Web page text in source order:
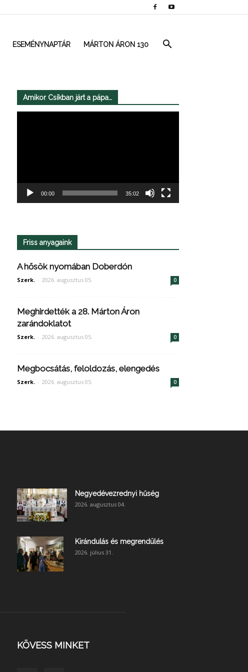
ESEMÉNYNAPTÁR MÁRTON ÁRON 130
Amikor Csíkban járt a pápa…
00:00 35:02
Friss anyagaink
A hősök nyomában Doberdón
Szerk. - 2026. augusztus 05. 0
Meghirdették a 28. Márton Áron
zarándoklatot
Szerk. - 2026. augusztus 05. 0
Megbocsátás, feloldozás, elengedés
Szerk. - 2026. augusztus 05. 0
Negyedévezrednyi hűség
2026. augusztus 04.
Kirándulás és megrendülés
2026. július 31.
KÖVESS MINKET